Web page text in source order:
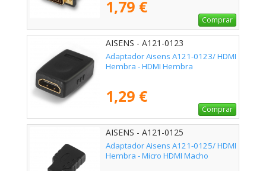
1,79 €
Comprar
AISENS - A121-0123
Adaptador Aisens A121-0123/ HDMI
Hembra - HDMI Hembra
1,29 €
Comprar
AISENS - A121-0125
Adaptador Aisens A121-0125/ HDMI
Hembra - Micro HDMI Macho